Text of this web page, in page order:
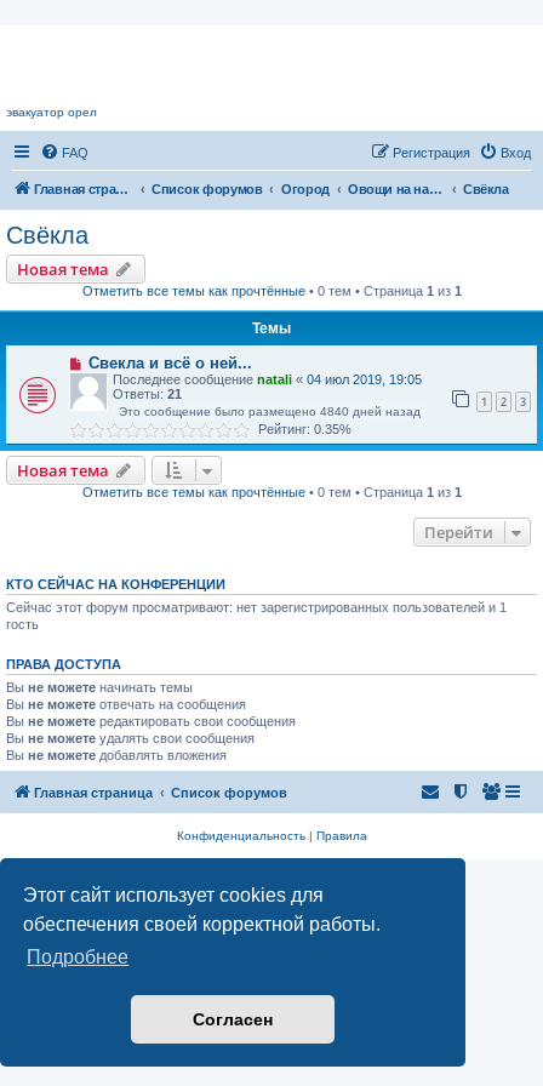
Этот сайт использует cookies для
обеспечения своей корректной работы.
Подробнее
Согласен
эвакуатор орел
FAQ Вход
Регистрация
Главная страница Список форумов Огород Овощи на наших грядках Свёкла
Свёкла
Новая тема
Отметить все темы как прочтённые• 0 тем • Страница 1 из 1
Темы
Свекла и всё о ней...
Последнее сообщение natali « 04 июл 2019, 19:05
Ответы: 21 1 2 3
Это сообщение было размещено 4840 дней назад
Рейтинг: 0.35%
Новая тема
Отметить все темы как прочтённые• 0 тем • Страница 1 из 1
Перейти
КТО СЕЙЧАС НА КОНФЕРЕНЦИИ
Сейчас этот форум просматривают: нет зарегистрированных пользователей и 1
гость
ПРАВА ДОСТУПА
Вы не можете начинать темы
Вы не можете отвечать на сообщения
Вы не можете редактировать свои сообщения
Вы не можете удалять свои сообщения
Вы не можете добавлять вложения
Главная страница Список форумов
Конфиденциальность| Правила